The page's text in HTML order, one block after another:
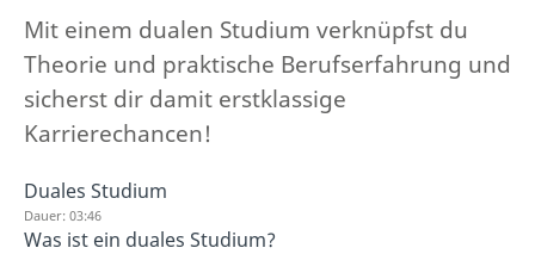
Mit einem dualen Studium verknüpfst du
Theorie und praktische Berufserfahrung und
sicherst dir damit erstklassige
Karrierechancen!
Duales Studium
Dauer: 03:46
Was ist ein duales Studium?